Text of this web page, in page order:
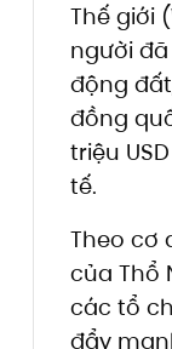
Thế giới
người
động
đồng
triệu
tế.
Theo cơ
của Thổ
các tổ
đẩy